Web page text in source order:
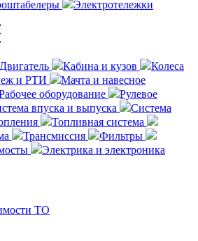
Электротележки
Двигатель Кабина и кузов
Колеса
и РТИ
Мачта и навесное
оборудование
Рулевое
впуска и выпуска
Система
Топливная система
Трансмиссия
Фильтры
Электрика и электроника
ТО